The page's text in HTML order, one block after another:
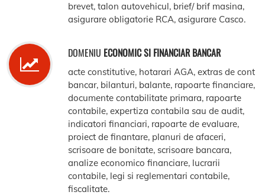
brevet, talon autovehicul, brief/ brif masina,
asigurare obligatorie RCA, asigurare Casco.
DOMENIU ECONOMIC SI FINANCIAR BANCAR
acte constitutive, hotarari AGA, extras de cont
bancar, bilanturi, balante, rapoarte financiare,
documente contabilitate primara, rapoarte
contabile, expertiza contabila sau de audit,
indicatori financiari, rapoarte de evaluare,
proiect de finantare, planuri de afaceri,
scrisoare de bonitate, scrisoare bancara,
analize economico financiare, lucrarii
contabile, legi si reglementari contabile,
fiscalitate.